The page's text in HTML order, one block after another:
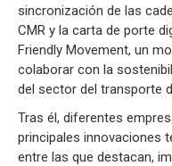
sincronización de las
CMR y la carta de porte
Friendly Movement, un
colaborar con la
del sector del transporte
Tras él, diferentes
principales innovaciones
entre las que destacan,